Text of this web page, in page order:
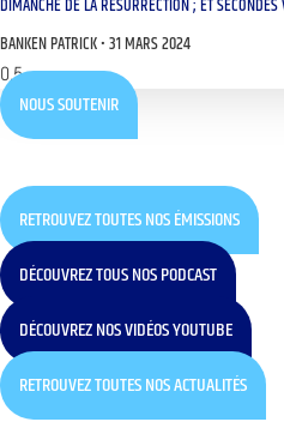
DIMANCHE DE LA RÉSURRECTION ; ET
BANKEN PATRICK 31 MARS 2024
NOUS SOUTENIR
RETROUVEZ TOUTES NOS ÉMISSIONS
DÉCOUVREZ TOUS NOS PODCAST
DÉCOUVREZ NOS VIDÉOS YOUTUBE
RETROUVEZ TOUTES NOS ACTUALITÉS